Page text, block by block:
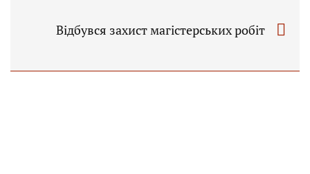
Відбувся захист магістерських робіт